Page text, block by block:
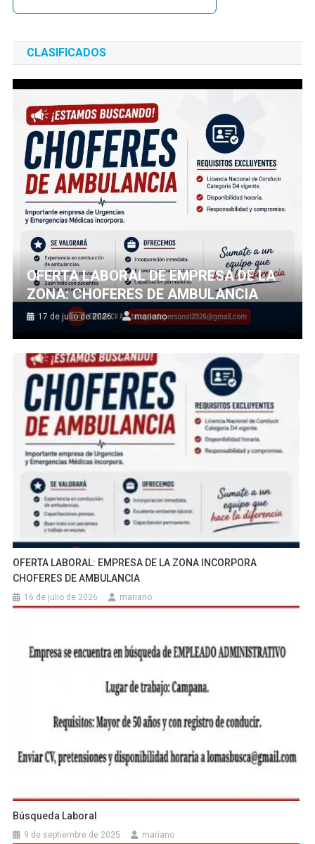
CLASIFICADOS
OFERTA LABORAL DE EMPRESA DE LA
ZONA: CHOFERES DE AMBULANCIA
17 de julio de 2026 mariano
OFERTA LABORAL: EMPRESA DE LA ZONA INCORPORA
CHOFERES DE AMBULANCIA
16 de julio de 2026 mariano
Búsqueda Laboral
9 de septiembre de 2025 mariano